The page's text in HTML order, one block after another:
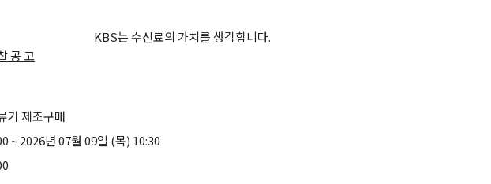
KBS는 수신료의 가치를 생각합니다.
공 고
기 제조구매
~ 2026년 07월 09일 (목) 10:30